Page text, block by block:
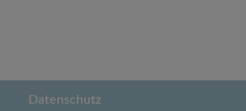
Datenschutz